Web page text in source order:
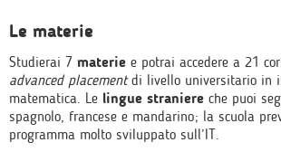
Le materie
Studierai 7 materie e potrai accedere a 21
advanced placementdi livello universitario in
matematica. Le lingue straniere che puoi
spagnolo, francese e mandarino; la scuola
programma molto sviluppato sull’IT.